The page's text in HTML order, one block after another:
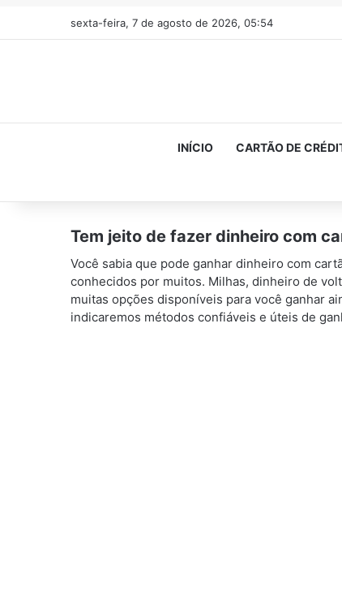
sexta-feira, 7 de agosto de 2026, 05:54
INÍCIO CARTÃO DE
Tem jeito de fazer dinheiro com
Você sabia que pode ganhar dinheiro com
conhecidos por muitos. Milhas, dinheiro de
muitas opções disponíveis para você ganhar
indicaremos métodos confiáveis ​​​​e úteis de